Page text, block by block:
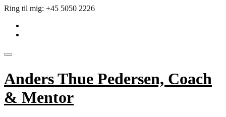
Videre
indhold
Ring til mig: +45 5050 2226
Skift
Anders Thue Pedersen, Coach
& Mentor